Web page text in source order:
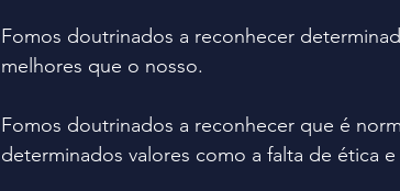
Fomos doutrinados a reconhecer
melhores que o nosso.
Fomos doutrinados a reconhecer que é
determinados valores como a falta de ética e